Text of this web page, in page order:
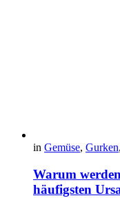
in Gemüse, Gurken,
Warum
häufigsten